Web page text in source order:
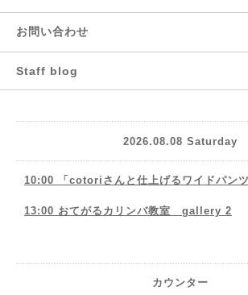
お問い合わせ
Staff blog
2026.08.08 Saturday
10:00 「cotoriさんと仕上げるワイドパ
13:00 おてがるカリンバ教室 gallery 2
カウンター